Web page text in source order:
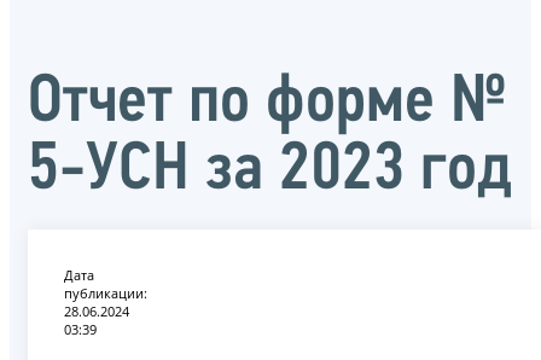
Отчет по форме №
5-УСН за 2023 год
Дата
публикации:
28.06.2024
03:39